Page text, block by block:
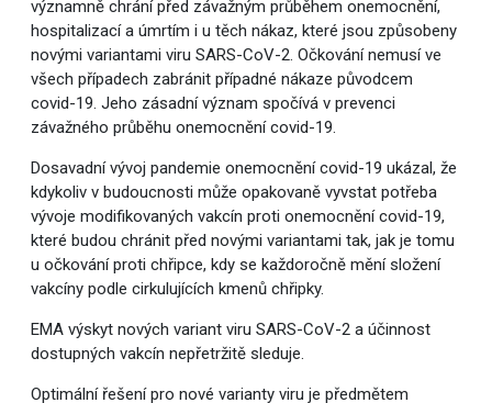
významně chrání před závažným průběhem onemocnění,
hospitalizací a úmrtím i u těch nákaz, které jsou způsobeny
novými variantami viru SARS-CoV-2. Očkování nemusí ve
všech případech zabránit případné nákaze původcem
covid-19. Jeho zásadní význam spočívá v prevenci
závažného průběhu onemocnění covid-19.
Dosavadní vývoj pandemie onemocnění covid-19 ukázal, že
kdykoliv v budoucnosti může opakovaně vyvstat potřeba
vývoje modifikovaných vakcín proti onemocnění covid-19,
které budou chránit před novými variantami tak, jak je tomu
u očkování proti chřipce, kdy se každoročně mění složení
vakcíny podle cirkulujících kmenů chřipky.
EMA výskyt nových variant viru SARS-CoV-2 a účinnost
dostupných vakcín nepřetržitě sleduje.
Optimální řešení pro nové varianty viru je předmětem